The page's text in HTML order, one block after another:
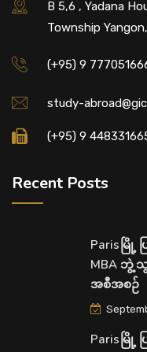
B 5,6 , Yadana
Township
(+95) 9
study-
(+95) 9
Recent Posts
Parisမြို့
MBA ဘွဲ့
အစီအစဉ်
Parisမြို့